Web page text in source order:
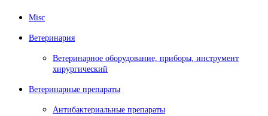
Misc
Ветеринария
Ветеринарное оборудование, приборы, инструмент
хирургический
Ветеринарные препараты
Антибактериальные препараты